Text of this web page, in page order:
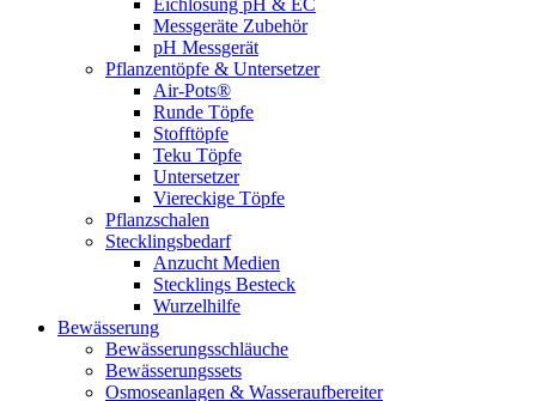
Eichlösung pH & EC
Messgeräte Zubehör
pH Messgerät
Pflanzentöpfe & Untersetzer
Air-Pots®
Runde Töpfe
Stofftöpfe
Teku Töpfe
Untersetzer
Viereckige Töpfe
Pflanzschalen
Stecklingsbedarf
Anzucht Medien
Stecklings Besteck
Wurzelhilfe
Bewässerung
Bewässerungsschläuche
Bewässerungssets
Osmoseanlagen & Wasseraufbereiter